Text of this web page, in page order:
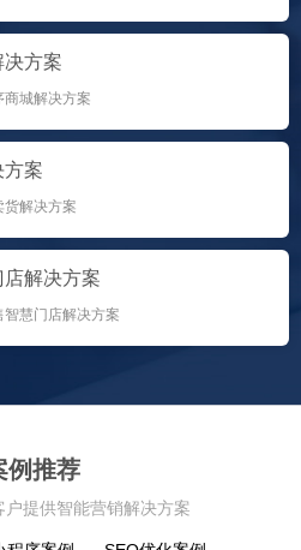
方案
城解决方案
方案
货解决方案
解决方案
慧门店解决方案
例推荐
提供智能营销解决方案